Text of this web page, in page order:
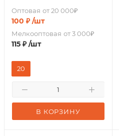
Оптовая от 20 000₽
100 ₽ /шт
Мелкооптовая от 3 000₽
115 ₽ /шт
В КОРЗИНУ
20